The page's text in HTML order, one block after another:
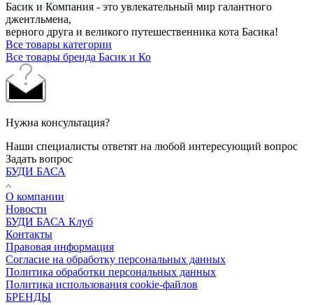
Басик и Компания - это увлекательный мир галантного
джентльмена,
верного друга и великого путешественника кота Басика!
Все товары категории
Все товары бренда Басик и Ко
Нужна консультация?
Наши специалисты ответят на любой интересующий вопрос
Задать вопрос
БУДИ БАСА
О компании
Новости
БУДИ БАСА Клуб
Контакты
Правовая информация
Согласие на обработку персональных данных
Политика обработки персональных данных
Политика использования cookie-файлов
БРЕНДЫ